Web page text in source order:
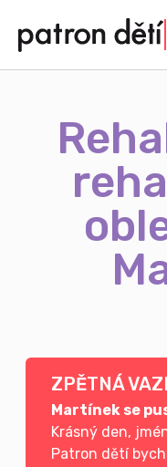
hlavnímu
obsahu
ZPĚTNÁ
Martínek se
Krásný den,
Patron dětí